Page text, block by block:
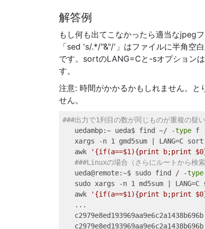
解答例
もし何も出てこなかったら適当なjpeg
「sed 's/.*/"&"/'」はファイルに半角空
です。sortのLANG=Cと-sオプション
す。
注意: 時間がかかるかもしれません。
せん。
###出力で1列目の数が同じものが重複の疑
uedambp:~ ueda$ find ~/ -type f
xargs -n 1 gmd5sum LANG=C sort
awk
'{if(a==$1){print b;print
###Linuxの場合（さらにルートから検
ueda@remote:~$ sudo find / -type
sudo xargs -n 1 md5sum LANG=C
awk
'{if(a==$1){print b;print
...
c2979e8ed193969aa9e6c2a1438b696b
c2979e8ed193969aa9e6c2a1438b696b